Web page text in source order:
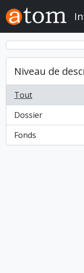
Skip to main content
Niveau de
Tout
Dossier
, 1 résultats
Fonds
, 1 résultats